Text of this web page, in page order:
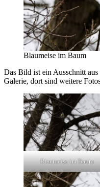
Blaumeise im Baum
Das Bild ist ein Ausschnitt
Galerie, dort sind weitere
Blaumeise im Baum